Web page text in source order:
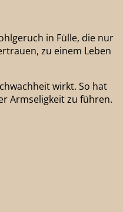
in Fülle, die nur
zu einem Leben
wirkt. So hat
Armseligkeit zu führen.